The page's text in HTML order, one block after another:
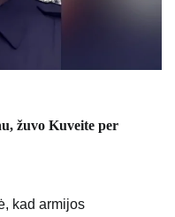
žuvo Kuveite per
kad armijos